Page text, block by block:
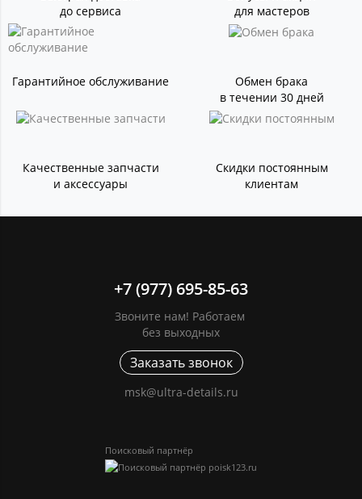
до сервиса
для мастеров
Гарантийное обслуживание
Обмен брака
в течении 30 дней
Качественные запчасти
и аксессуары
Скидки постоянным
клиентам
+7 (977) 695-85-63
Звоните нам! Работаем
без выходных
Заказать звонок
msk@ultra-details.ru
Поисковый партнёр